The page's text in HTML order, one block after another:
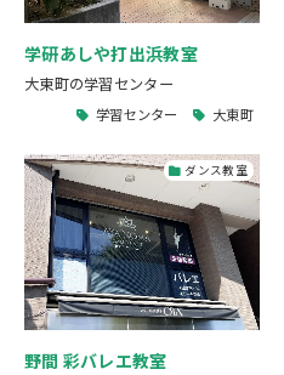
学研あしや打出浜教室
大東町の学習センター
学習センター 大東町
ダンス教室
野間 彩バレエ教室